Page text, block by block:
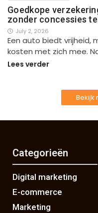
Goedkope
zonder concessies
July 2, 2026
Een auto biedt vrijheid,
kosten met zich mee.
Lees verder
Bekijk
Categorieën
Digital marketing
E-commerce
Marketing